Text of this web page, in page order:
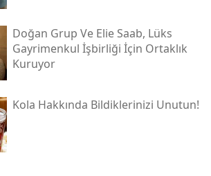
Doğan Grup Ve Elie Saab, Lüks
Gayrimenkul İşbirliği İçin Ortaklık
Kuruyor
Kola Hakkında Bildiklerinizi Unutun!